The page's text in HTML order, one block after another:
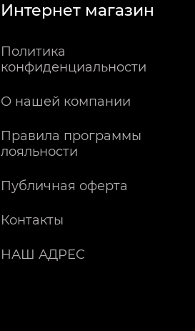
Интернет магазин
Политика
конфиденциальности
О нашей компании
Правила программы
лояльности
Публичная оферта
Контакты
НАШ АДРЕС